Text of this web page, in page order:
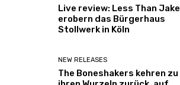
Live review: Less Than Jake
erobern das Bürgerhaus
Stollwerk in Köln
NEW RELEASES
The Boneshakers kehren zu